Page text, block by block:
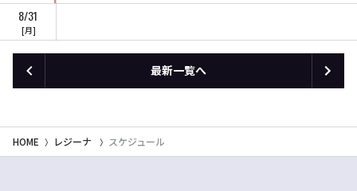
8/31
月
最新一覧へ
HOME レジーナ スケジュール